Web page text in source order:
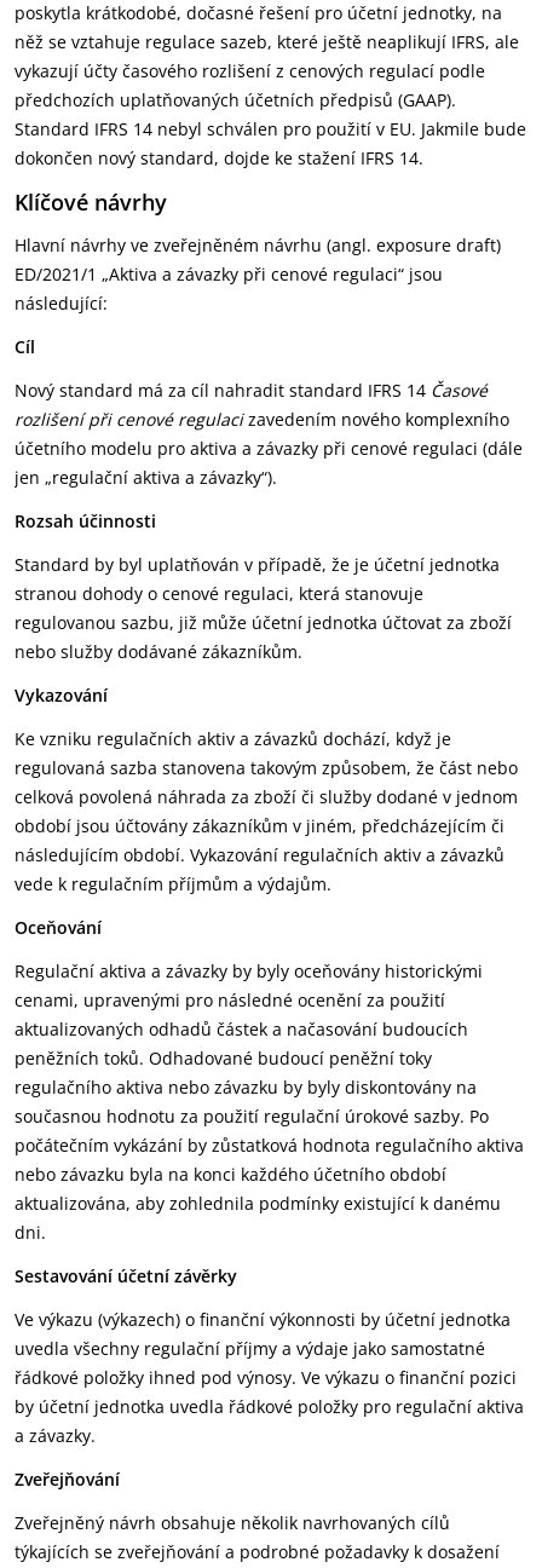
poskytla krátkodobé, dočasné řešení pro účetní jednotky, na
něž se vztahuje regulace sazeb, které ještě neaplikují IFRS, ale
vykazují účty časového rozlišení z cenových regulací podle
předchozích uplatňovaných účetních předpisů (GAAP).
Standard IFRS 14 nebyl schválen pro použití v EU. Jakmile bude
dokončen nový standard, dojde ke stažení IFRS 14.
Klíčové návrhy
Hlavní návrhy ve zveřejněném návrhu (angl. exposure draft)
ED/2021/1 „Aktiva a závazky při cenové regulaci“ jsou
následující:
Cíl
Nový standard má za cíl nahradit standard IFRS 14 Časové
rozlišení při cenové regulacizavedením nového komplexního
účetního modelu pro aktiva a závazky při cenové regulaci (dále
jen „regulační aktiva a závazky“).
Rozsah účinnosti
Standard by byl uplatňován v případě, že je účetní jednotka
stranou dohody o cenové regulaci, která stanovuje
regulovanou sazbu, již může účetní jednotka účtovat za zboží
nebo služby dodávané zákazníkům.
Vykazování
Ke vzniku regulačních aktiv a závazků dochází, když je
regulovaná sazba stanovena takovým způsobem, že část nebo
celková povolená náhrada za zboží či služby dodané v jednom
období jsou účtovány zákazníkům v jiném, předcházejícím či
následujícím období. Vykazování regulačních aktiv a závazků
vede k regulačním příjmům a výdajům.
Oceňování
Regulační aktiva a závazky by byly oceňovány historickými
cenami, upravenými pro následné ocenění za použití
aktualizovaných odhadů částek a načasování budoucích
peněžních toků. Odhadované budoucí peněžní toky
regulačního aktiva nebo závazku by byly diskontovány na
současnou hodnotu za použití regulační úrokové sazby. Po
počátečním vykázání by zůstatková hodnota regulačního aktiva
nebo závazku byla na konci každého účetního období
aktualizována, aby zohlednila podmínky existující k danému
dni.
Sestavování účetní závěrky
Ve výkazu (výkazech) o finanční výkonnosti by účetní jednotka
uvedla všechny regulační příjmy a výdaje jako samostatné
řádkové položky ihned pod výnosy. Ve výkazu o finanční pozici
by účetní jednotka uvedla řádkové položky pro regulační aktiva
a závazky.
Zveřejňování
Zveřejněný návrh obsahuje několik navrhovaných cílů
týkajících se zveřejňování a podrobné požadavky k dosažení